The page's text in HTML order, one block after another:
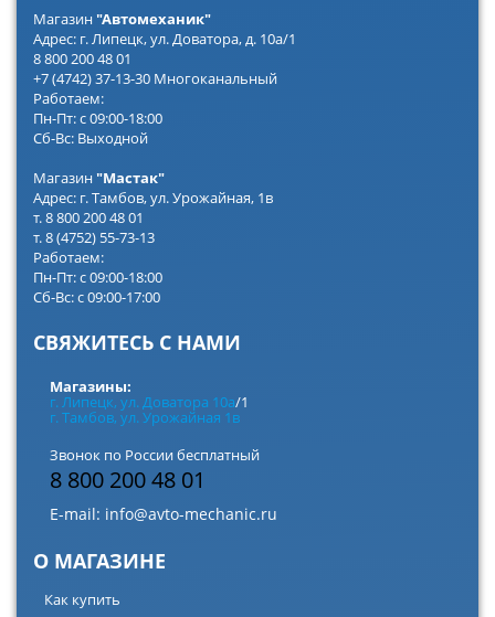
Магазин"Автомеханик"
Адрес: г. Липецк, ул. Доватора, д. 10а/1
8 800 200 48 01
+7 (4742) 37-13-30 Многоканальный
Работаем:
Пн-Пт: с 09:00-18:00
Сб-Вс: Выходной
Магазин"Мастак"
Адрес: г. Тамбов, ул. Урожайная, 1в
т. 8 800 200 48 01
т. 8 (4752) 55-73-13
Работаем:
Пн-Пт: с 09:00-18:00
Сб-Вс: с 09:00-17:00
СВЯЖИТЕСЬ С НАМИ
Магазины:
г. Липецк, ул. Доватора 10а/1
г. Тамбов, ул. Урожайная 1в
Звонок по России бесплатный
8 800 200 48 01
E-mail: info@avto-mechanic.ru
О МАГАЗИНЕ
Как купить